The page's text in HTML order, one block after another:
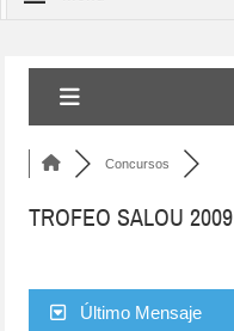
Concursos
TROFEO SALOU 2009
Último Mensaje